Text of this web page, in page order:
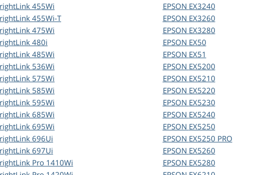
455Wi
455Wi-T
475Wi
480i
485Wi
536Wi
575Wi
585Wi
595Wi
685Wi
695Wi
696Ui
697Ui
Pro 1410Wi
EPSON EX3240
EPSON EX3260
EPSON EX3280
EPSON EX50
EPSON EX51
EPSON EX5200
EPSON EX5210
EPSON EX5220
EPSON EX5230
EPSON EX5240
EPSON EX5250
EPSON EX5250 PRO
EPSON EX5260
EPSON EX5280